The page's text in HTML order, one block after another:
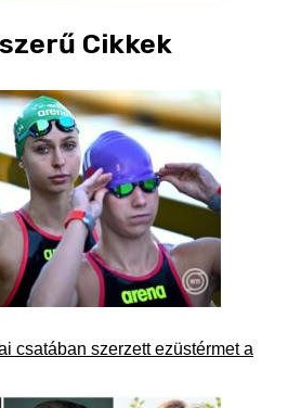
Cikkek
csatában szerzett ezüstérmet a